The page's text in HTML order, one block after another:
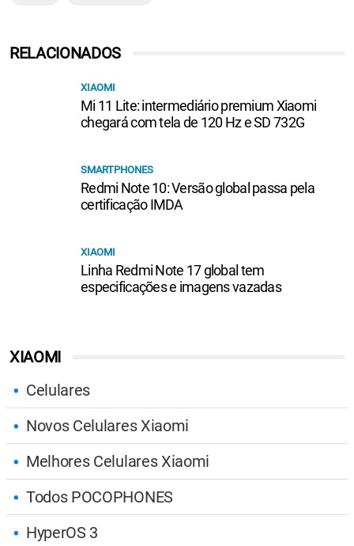
XIAOMI
Celulares
Novos Celulares Xiaomi
Melhores Celulares Xiaomi
Todos POCOPHONES
HyperOS 3
RELACIONADOS
XIAOMI
Mi 11 Lite: intermediário premium Xiaomi
chegará com tela de 120 Hz e SD 732G
SMARTPHONES
Redmi Note 10: Versão global passa pela
certificação IMDA
XIAOMI
Linha Redmi Note 17 global tem
especificações e imagens vazadas